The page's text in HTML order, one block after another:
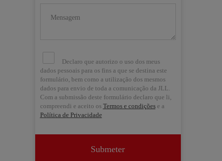
Declaro que autorizo o uso dos meus
dados pessoais para os fins a que se destina este
formulário, bem como a utilização dos mesmos
dados para envio de toda a comunicação da JLL.
Com a submissão deste formulário declaro que li,
compreendi e aceito os Termos e condiçõese a
Política de Privacidade
Submeter